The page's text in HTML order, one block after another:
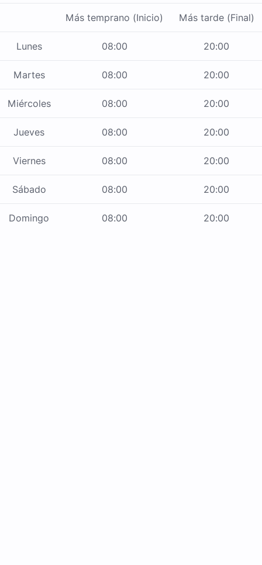
Más temprano (Inicio) Más tarde (Final)
Lunes 08:00 20:00
Martes 08:00 20:00
Miércoles 08:00 20:00
Jueves 08:00 20:00
Viernes 08:00 20:00
Sábado 08:00 20:00
Domingo 08:00 20:00